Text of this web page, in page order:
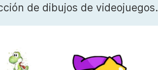
de dibujos de videojuegos.